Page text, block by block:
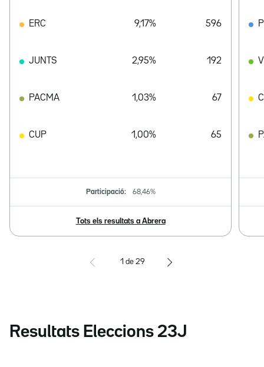
ERC 9,17% 596
JUNTS 2,95% 192
PACMA 1,03% 67
CUP 1,00% 65
Participació: 68,46%
Tots els resultats a Abrera
1 de 29
Resultats Eleccions 23J